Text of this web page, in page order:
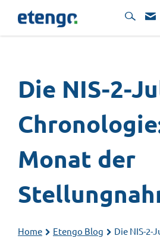
Die NIS-2-
Monat der
Home Etengo Blog
Die NIS-2-